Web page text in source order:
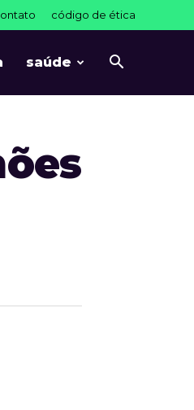
código de ética
saúde